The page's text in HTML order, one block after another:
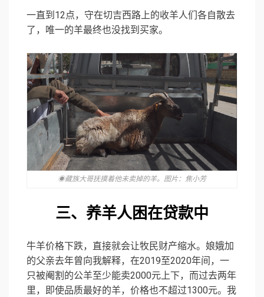
一直到12点，守在切吉西路上的收羊人们各自散去
了，唯一的羊最终也没找到买家。
◉藏族大哥抚摸着他未卖掉的羊。图片：焦小芳
三、养羊人困在贷款中
牛羊价格下跌，直接就会让牧民财产缩水。娘娥加
的父亲去年曾向我解释，在2019至2020年间，一
只被阉割的公羊至少能卖2000元上下，而过去两年
里，即使品质最好的羊，价格也不超过1300元。我